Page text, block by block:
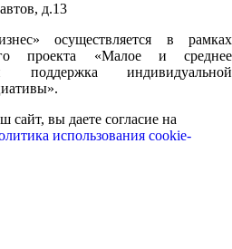
д.13
осуществляется в рамках
проекта «Малое и среднее
поддержка индивидуальной
сайт, вы даете согласие на
использования cookie-